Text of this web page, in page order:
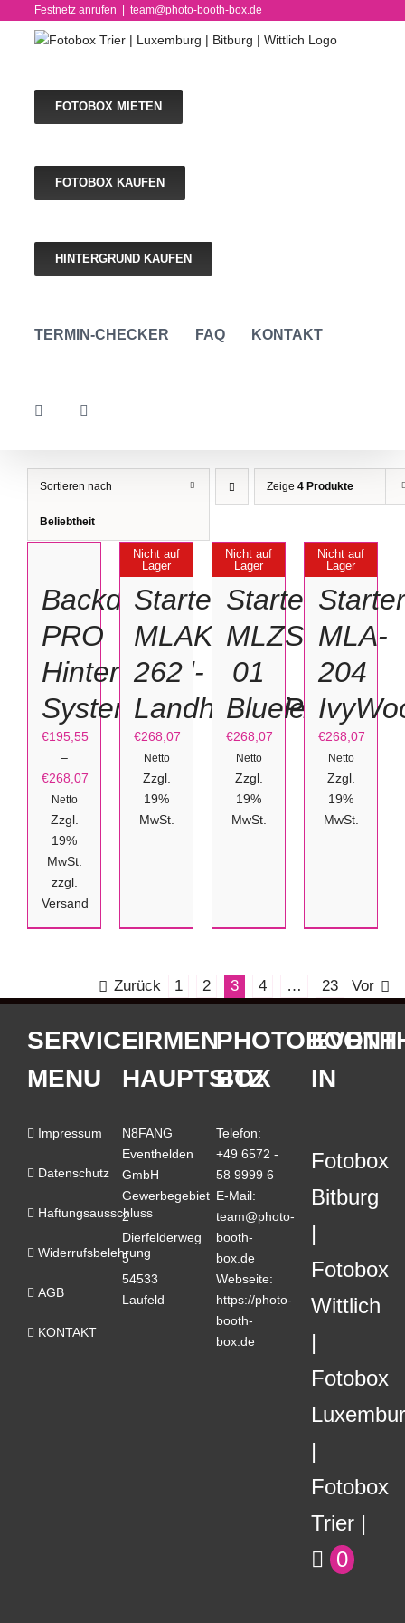
Festnetz anrufen team@photo-booth-box.de
FOTOBOX MIETEN
FOTOBOX KAUFEN
HINTERGRUND KAUFEN
TERMIN-CHECKER FAQ KONTAKT
Sortieren nach
Beliebtheit
Zeige 4 Produkte
AUSFÜHRUNG
WÄHLEN
WEIST
MEHRERE
AUF.
DIE
OPTIONEN
KÖNNEN
DER
PRODUKTSEITE
GEWÄHLT
DETAILS
Backdrop
PRO
Hintergrund-
System
€195,55
–
€268,07
Preisspanne:
€195,55
bis
€268,07
Netto
Zzgl.
19%
MwSt.
zzgl.
Versand
Nicht auf
Lager
DETAILS
Starterset
MLAK-
262
LandhausDiele
€268,07
Netto
Zzgl.
19%
MwSt.
Nicht auf
Lager
DETAILS
Starterset
MLZS-
01
BluePixel
€268,07
Netto
Zzgl.
19%
MwSt.
Nicht auf
Lager
DETAILS
MLA-
204
€268,07
Netto
Zzgl.
19%
MwSt.
Zurück 1 2 3 4 … 23 Vor
SERVICE
MENU
Impressum
Datenschutz
Haftungsausschluss
Widerrufsbelehrung
AGB
KONTAKT
FIRMEN
HAUPTSITZ
N8FANG
Eventhelden
GmbH
Gewerbegebiet
2
Dierfelderweg
5
54533
Laufeld
PHOTOBOOTH
BOX
Telefon:
+49 6572 -
58 9999 6
E-Mail:
team@photo-
booth-
box.de
Webseite:
https://photo-
booth-
box.de
IN
Fotobox
Bitburg
Fotobox
Wittlich
Fotobox
Fotobox
Trier
0